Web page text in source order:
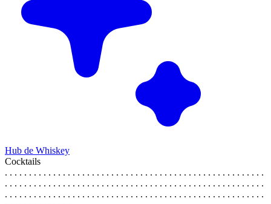
Hub de Whiskey
Cocktails
. . . . . . . . . . . . . . . . . . . . . . . . . . . . . . . . . . . . . . . . . . . . . . . . . . . . . .
. . . . . . . . . . . . . . . . . . . . . . . . . . . . . . . . . . . . . . . . . . . . . . . . . . . . . .
. . . . . . . . . . . . . . . . . . . . . . . . . . . . . . . . . . . . . . . . . . . . . . . . . . . . . .